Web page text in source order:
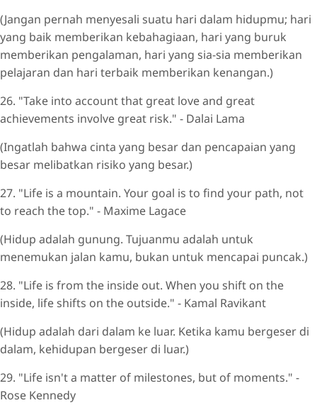
(Jangan pernah menyesali suatu hari dalam hidupmu; hari
yang baik memberikan kebahagiaan, hari yang buruk
memberikan pengalaman, hari yang sia-sia memberikan
pelajaran dan hari terbaik memberikan kenangan.)
26. "Take into account that great love and great
achievements involve great risk." - Dalai Lama
(Ingatlah bahwa cinta yang besar dan pencapaian yang
besar melibatkan risiko yang besar.)
27. "Life is a mountain. Your goal is to find your path, not
to reach the top." - Maxime Lagace
(Hidup adalah gunung. Tujuanmu adalah untuk
menemukan jalan kamu, bukan untuk mencapai puncak.)
28. "Life is from the inside out. When you shift on the
inside, life shifts on the outside." - Kamal Ravikant
(Hidup adalah dari dalam ke luar. Ketika kamu bergeser di
dalam, kehidupan bergeser di luar.)
29. "Life isn't a matter of milestones, but of moments." -
Rose Kennedy